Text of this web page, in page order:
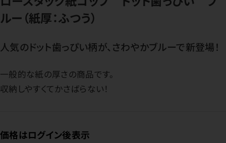
ルー（紙厚：ふつう）
人気のドット歯っぴい柄が、さわやかブルーで新登場！
一般的な紙の厚さの商品です。
収納しやすくてかさばらない！
価格はログイン後表示